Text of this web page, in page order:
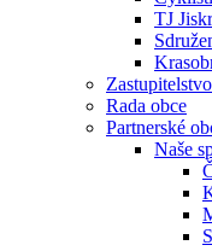
TJ
Rada obce
Partnerské
Naše